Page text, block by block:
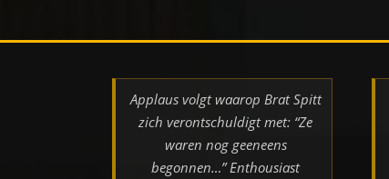
Applaus volgt waarop Brat Spitt
zich verontschuldigt met: “Ze
waren nog geeneens
begonnen…” Enthousiast